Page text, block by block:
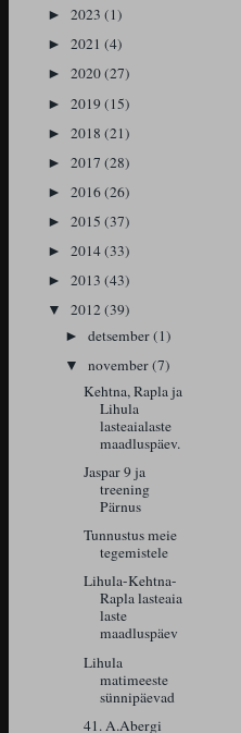
► 2023 (1)
► 2021 (4)
► 2020(27)
► 2019 (15)
► 2018 (21)
► 2017 (28)
► 2016(26)
► 2015 (37)
► 2014(33)
► 2013 (43)
▼ 2012(39)
►detsember(1)
▼november(7)
Kehtna, Rapla ja
Lihula
lasteaialaste
maadluspäev.
Jaspar 9 ja
treening
Pärnus
Tunnustus meie
tegemistele
Lihula-Kehtna-
Rapla lasteaia
laste
maadluspäev
Lihula
matimeeste
sünnipäevad
41. A.Abergi